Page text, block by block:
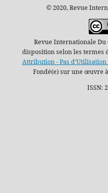
© 2020, Revue
Revue Internationale Du
disposition selon les termes
Attribution - Pas
Fondé(e) sur une œuvre à
ISSN: